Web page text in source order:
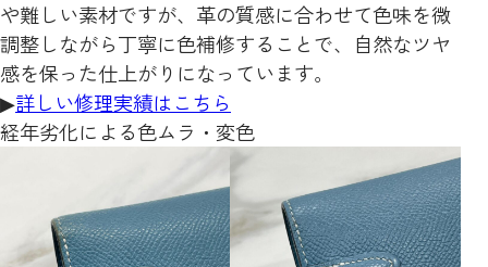
や難しい素材ですが、革の質感に合わせて色味を微
調整しながら丁寧に色補修することで、自然なツヤ
感を保った仕上がりになっています。
▶詳しい修理実績はこちら
経年劣化による色ムラ・変色